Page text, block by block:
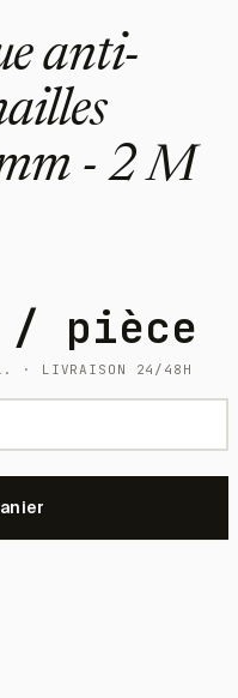
anti-
- 2 M
/ pièce
· LIVRAISON 24/48H